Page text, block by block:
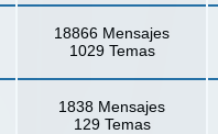
18866 Mensajes
1029 Temas
1838 Mensajes
129 Temas